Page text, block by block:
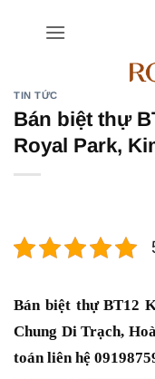
TIN TỨC
Bán biệt thự
Royal Park,
Bán biệt thự BT12
Chung Di Trạch,
toán liên hệ